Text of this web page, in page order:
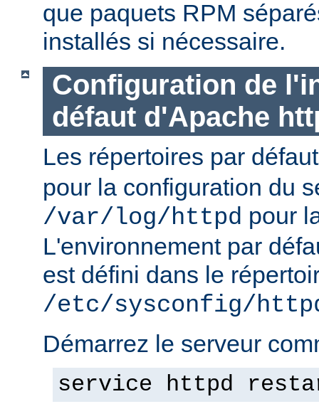
que paquets RPM
installés si nécessaire.
Configuration de
défaut d'Apache
Les répertoires par
pour la configuration du
/var/log/httpd pour
L'environnement par
est défini dans le
/etc/sysconfig/
Démarrez le serveur
service httpd